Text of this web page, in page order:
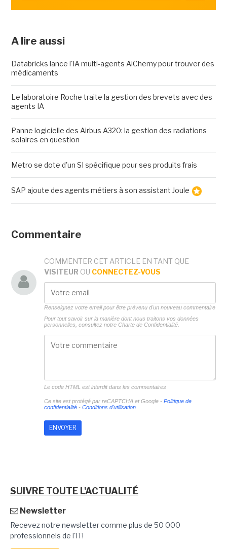
A lire aussi
Databricks lance l'IA multi-agents AiChemy pour trouver des
médicaments
Le laboratoire Roche traite la gestion des brevets avec des
agents IA
Panne logicielle des Airbus A320: la gestion des radiations
solaires en question
Metro se dote d'un SI spécifique pour ses produits frais
SAP ajoute des agents métiers à son assistant Joule
Commentaire
COMMENTER CET ARTICLE EN TANT QUE
VISITEUR OU CONNECTEZ-VOUS
Renseignez votre email pour être prévenu d'un nouveau commentaire
Pour tout savoir sur la manière dont nous traitons vos données
personnelles, consultez notre Charte de Confidentialité.
Le code HTML est interdit dans les commentaires
Ce site est protégé par reCAPTCHA et Google - Politique de
confidentialité- Conditions d'utilisation
SUIVRE TOUTE L'ACTUALITÉ
Newsletter
Recevez notre newsletter comme plus de 50 000
professionnels de l'IT!